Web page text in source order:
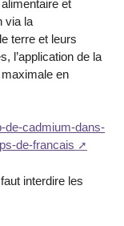
et
via la
terre et leurs
l’application de la
en
de-cadmium-dans-
de-francais
interdire les